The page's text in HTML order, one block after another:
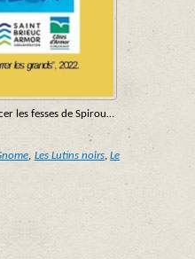
les fesses de Spirou…
, Les Lutins noirs,Le